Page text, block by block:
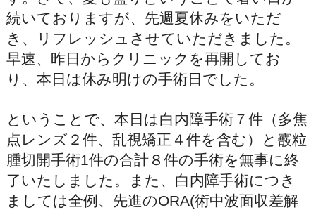
続いておりますが、先週夏休みをいただ
き、リフレッシュさせていただきました。
早速、昨日からクリニックを再開してお
り、本日は休み明けの手術日でした。
ということで、本日は白内障手術７件（多焦
点レンズ２件、乱視矯正４件を含む）と霰粒
腫切開手術1件の合計８件の手術を無事に終
了いたしました。また、白内障手術につき
ましては全例、先進のORA(術中波面収差解